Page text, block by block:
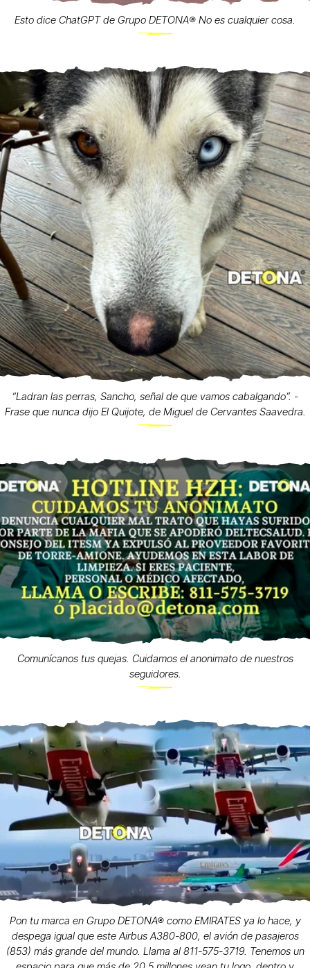
Esto dice ChatGPT de Grupo DETONA®️ No es cualquier cosa.
“Ladran las perras, Sancho, señal de que vamos cabalgando”. -
Frase que nunca dijo El Quijote, de Miguel de Cervantes Saavedra.
Comunícanos tus quejas. Cuidamos el anonimato de nuestros
seguidores.
Pon tu marca en Grupo DETONA® como EMIRATES ya lo hace, y
despega igual que este Airbus A380-800, el avión de pasajeros
(853) más grande del mundo. Llama al 811-575-3719. Tenemos un